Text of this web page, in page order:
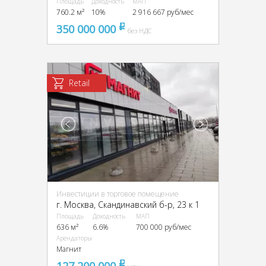
760.2 м² 10% 2 916 667 руб/мес
350 000 000 pуббез НДС
Retail
Инвестиции в торговое помещение
г. Москва, Скандинавский б-р, 23 к 1
Площадь
636 м²
Доходность
6.6%
МАП
700 000 руб/мес
Арендаторы
Магнит